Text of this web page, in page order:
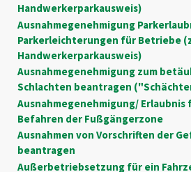
Handwerkerparkausweis)
Ausnahmegenehmigung
Parkerleichterungen für Betriebe
Handwerkerparkausweis)
Ausnahmegenehmigung zum
Schlachten beantragen
Ausnahmegenehmigung/
Befahren der Fußgängerzone
Ausnahmen von Vorschriften der
beantragen
Außerbetriebsetzung für ein